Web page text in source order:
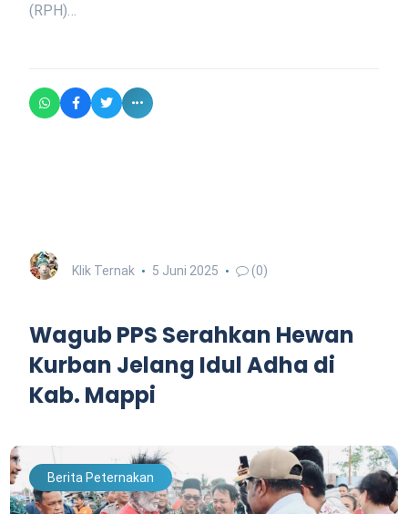
(RPH)…
Klik Ternak 5 Juni 2025 (0)
Wagub PPS Serahkan Hewan
Kurban Jelang Idul Adha di
Kab. Mappi
Berita Peternakan